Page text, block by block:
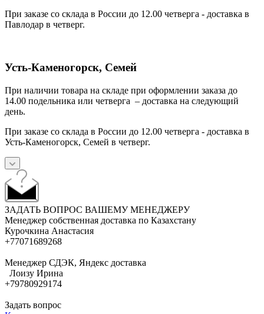
При заказе со склада в России до 12.00 четверга - доставка в
Павлодар в четверг.
Усть-Каменогорск, Семей
При наличии товара на складе при оформлении заказа до
14.00 подельника или четверга – доставка на следующий
день.
При заказе со склада в России до 12.00 четверга - доставка в
Усть-Каменогорск, Семей в четверг.
ЗАДАТЬ ВОПРОС ВАШЕМУ МЕНЕДЖЕРУ
Менеджер собственная доставка по Казахстану
Курочкина Анастасия
+77071689268
Менеджер СДЭК, Яндекс доставка
Лоизу Ирина
+79780929174
Задать вопрос